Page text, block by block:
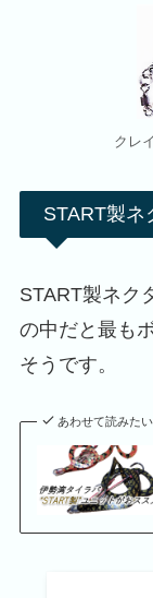
クレ
START製ネ
START製ネク
の中だと最も
そうです。
あわせて読みたい